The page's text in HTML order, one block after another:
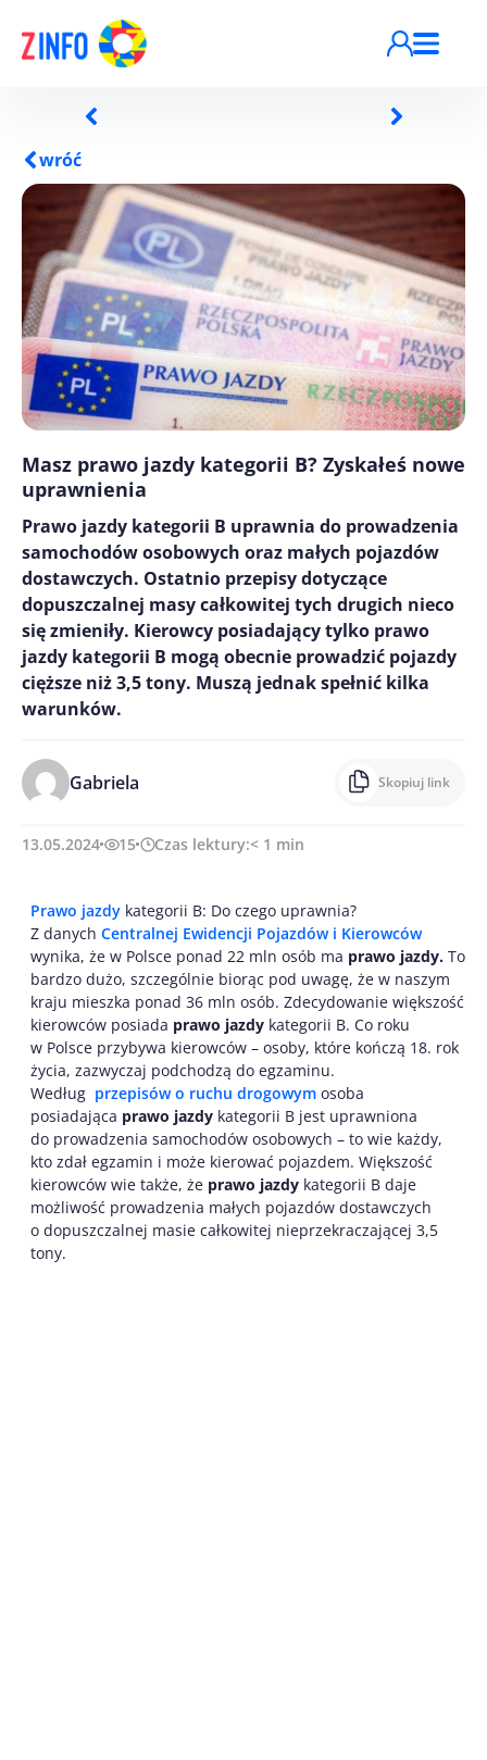
wróć
Masz prawo jazdy kategorii B? Zyskałeś nowe
uprawnienia
Prawo jazdy kategorii B uprawnia do prowadzenia
samochodów osobowych oraz małych pojazdów
dostawczych. Ostatnio przepisy dotyczące
dopuszczalnej masy całkowitej tych drugich nieco
się zmieniły. Kierowcy posiadający tylko prawo
jazdy kategorii B mogą obecnie prowadzić pojazdy
cięższe niż 3,5 tony. Muszą jednak spełnić kilka
warunków.
Gabriela Skopiuj link
13.05.2024 15 Czas lektury:< 1 min
Prawo jazdy kategorii B: Do czego uprawnia?
Z danych Centralnej Ewidencji Pojazdów i Kierowców
wynika, że w Polsce ponad 22 mln osób ma prawo jazdy. To
bardzo dużo, szczególnie biorąc pod uwagę, że w naszym
kraju mieszka ponad 36 mln osób. Zdecydowanie większość
kierowców posiada prawo jazdy kategorii B. Co roku
w Polsce przybywa kierowców – osoby, które kończą 18. rok
życia, zazwyczaj podchodzą do egzaminu.
Według przepisów o ruchu drogowym osoba
posiadająca prawo jazdy kategorii B jest uprawniona
do prowadzenia samochodów osobowych – to wie każdy,
kto zdał egzamin i może kierować pojazdem. Większość
kierowców wie także, że prawo jazdy kategorii B daje
możliwość prowadzenia małych pojazdów dostawczych
o dopuszczalnej masie całkowitej nieprzekraczającej 3,5
tony.